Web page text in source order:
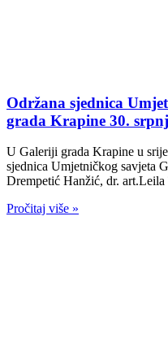
Održana sjednica
grada Krapine 30.
U Galeriji grada Krapine u
sjednica Umjetničkog savjeta
Drempetić Hanžić, dr.
Pročitaj više »